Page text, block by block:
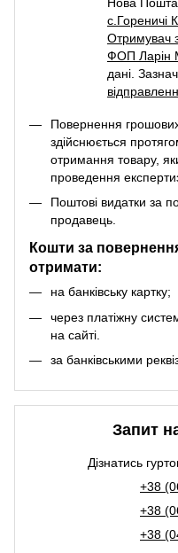
Нова
с.Гореничі
Отримувач
ФОП Ларін
дані.
Повернення
здійснюється
отримання товару,
проведення
Поштові видатки за
продавець.
Кошти за
отримати:
на банківську картку;
через платіжну
на сайті.
за банківськими
Запит
Дізнатись
+38
+38
+38